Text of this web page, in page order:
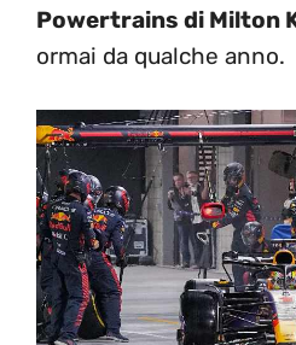
Powertrains di Milton
ormai da qualche anno.